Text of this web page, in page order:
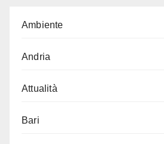
Ambiente
Andria
Attualità
Bari